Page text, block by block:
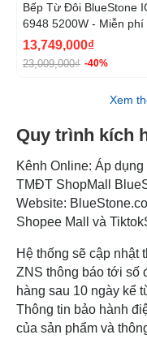
Bếp Từ Đôi BlueStone
6948 5200W - Miễn phí
đặt, cắt đá
13,749,000₫
23,009,000₫ -40%
Xem
Quy trình kích
Kênh Online: Áp
TMĐT ShopMall
Website:
Shopee Mall và
Hệ thống sẽ cập nhật
ZNS thông báo tới số
hàng sau 10 ngày kể
Thông tin bảo hành
của sản phẩm và